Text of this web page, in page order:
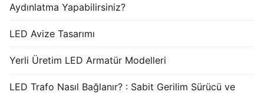
Aydınlatma Yapabilirsiniz?
LED Avize Tasarımı
Yerli Üretim LED Armatür Modelleri
LED Trafo Nasıl Bağlanır? : Sabit Gerilim Sürücü ve